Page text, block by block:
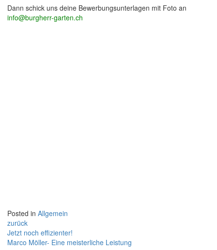
Dann schick uns deine Bewerbungsunterlagen mit Foto an
info@burgherr-garten.ch
Posted in Allgemein
zurück
Beitragsnavigation
Jetzt noch effizienter!
Marco Möller- Eine meisterliche Leistung